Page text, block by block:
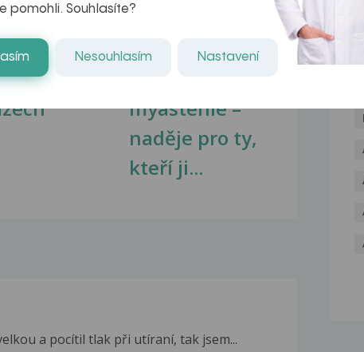
datech a
Inovativní
myastenie –
naděje pro ty,
kteří ji...
a pocítil tlak při utíraní, tak jsem...
pomohli. Souhlasíte?
Nesouhlasím Nastavení